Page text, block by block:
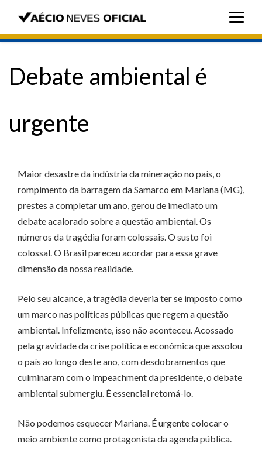
Debate ambiental é
urgente
Maior desastre da indústria da mineração no país, o
rompimento da barragem da Samarco em Mariana (MG),
prestes a completar um ano, gerou de imediato um
debate acalorado sobre a questão ambiental. Os
números da tragédia foram colossais. O susto foi
colossal. O Brasil pareceu acordar para essa grave
dimensão da nossa realidade.
Pelo seu alcance, a tragédia deveria ter se imposto como
um marco nas políticas públicas que regem a questão
ambiental. Infelizmente, isso não aconteceu. Acossado
pela gravidade da crise política e econômica que assolou
o país ao longo deste ano, com desdobramentos que
culminaram com o impeachment da presidente, o debate
ambiental submergiu. É essencial retomá-lo.
Não podemos esquecer Mariana. É urgente colocar o
meio ambiente como protagonista da agenda pública.